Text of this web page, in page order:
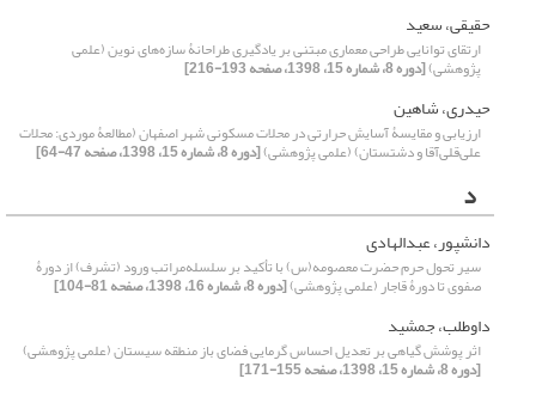
حقیقی، سعید
ارتقای توانایی طراحی معماری مبتنی بر یادگیری طراحانۀ سازه‌‌های نوین (علمی
پژوهشی)[دوره 8، شماره 15، 1398، صفحه 193-216]
حیدری، شاهین
ارزیابی و مقایسۀ آسایش حرارتی در محلات مسکونی شهر اصفهان (مطالعۀ موردی: محلات
علی‌قلی‌آقا و دشتستان) (علمی پژوهشی)[دوره 8، شماره 15، 1398، صفحه 47-64]
د
دانشپور، عبدالهادی
سیر تحول حرم حضرت معصومه(س) با تأکید بر سلسله‌مراتب ورود (تشرف) از دورۀ
صفوی تا دورۀ قاجار (علمی پژوهشی)[دوره 8، شماره 16، 1398، صفحه 81-104]
داوطلب، جمشید
اثر پوشش گیاهی بر تعدیل احساس گرمایی فضای باز منطقه سیستان (علمی پژوهشی)
[دوره 8، شماره 15، 1398، صفحه 155-171]